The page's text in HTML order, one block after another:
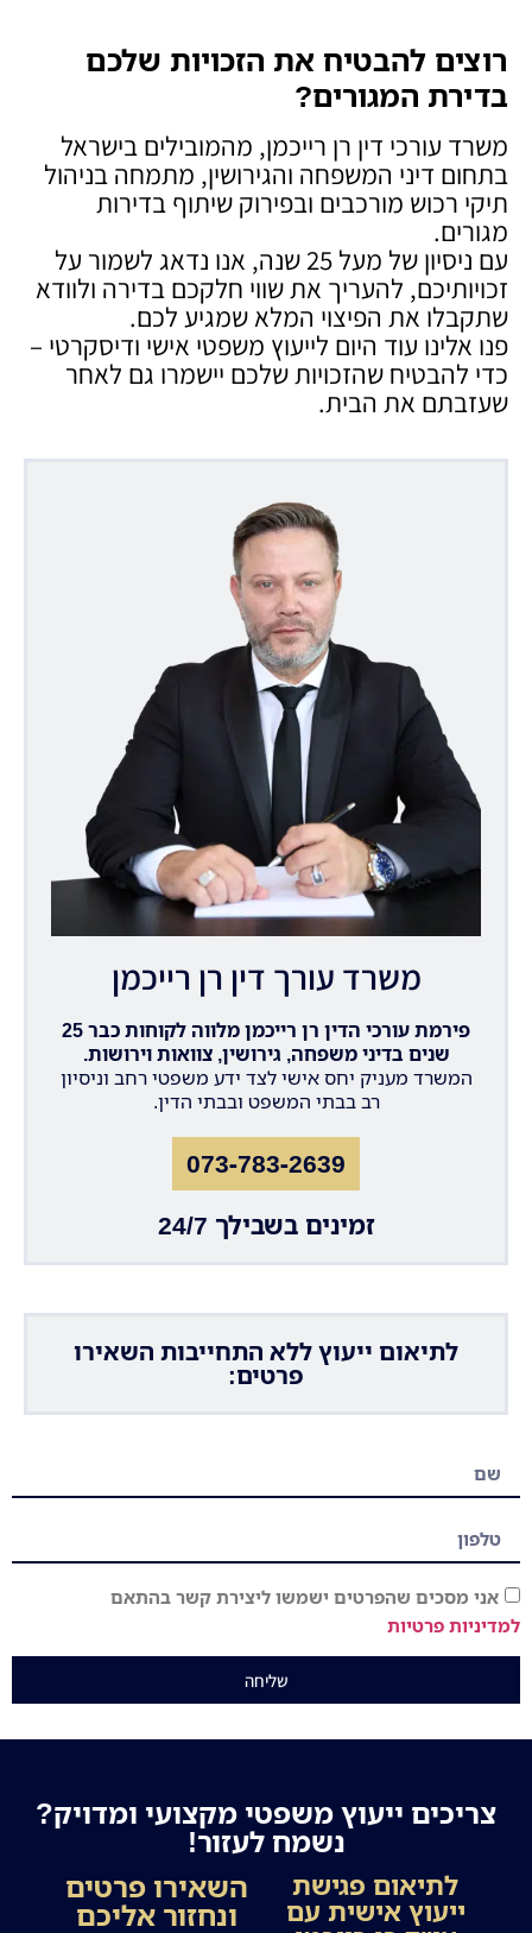
רוצים להבטיח את הזכויות שלכם
בדירת המגורים?
משרד עורכי דין רן רייכמן, מהמובילים בישראל
בתחום דיני המשפחה והגירושין, מתמחה בניהול
תיקי רכוש מורכבים ובפירוק שיתוף בדירות
מגורים.
עם ניסיון של מעל 25 שנה, אנו נדאג לשמור על
זכויותיכם, להעריך את שווי חלקכם בדירה ולוודא
שתקבלו את הפיצוי המלא שמגיע לכם.
פנו אלינו עוד היום לייעוץ משפטי אישי ודיסקרטי –
כדי להבטיח שהזכויות שלכם יישמרו גם לאחר
שעזבתם את הבית.
משרד עורך דין רן רייכמן
פירמת עורכי הדין רן רייכמן מלווה לקוחות כבר 25
שנים בדיני משפחה, גירושין, צוואות וירושות.
המשרד מעניק יחס אישי לצד ידע משפטי רחב וניסיון
רב בבתי המשפט ובבתי הדין.
073-783-2639
זמינים בשבילך 24/7
לתיאום ייעוץ ללא התחייבות השאירו
פרטים:
אני מסכים שהפרטים ישמשו ליצירת קשר בהתאם
פרטיות
שליחה
צריכים ייעוץ משפטי מקצועי ומדויק?
נשמח לעזור!
לתיאום פגישת
ייעוץ אישית עם
השאירו פרטים
ונחזור אליכם